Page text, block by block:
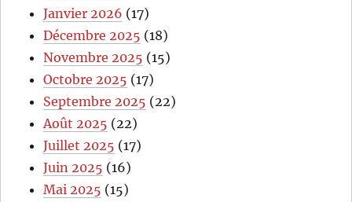
Janvier 2026 (17)
Décembre 2025 (18)
Novembre 2025 (15)
Octobre 2025 (17)
Septembre 2025 (22)
Août 2025 (22)
Juillet 2025 (17)
Juin 2025 (16)
Mai 2025 (15)